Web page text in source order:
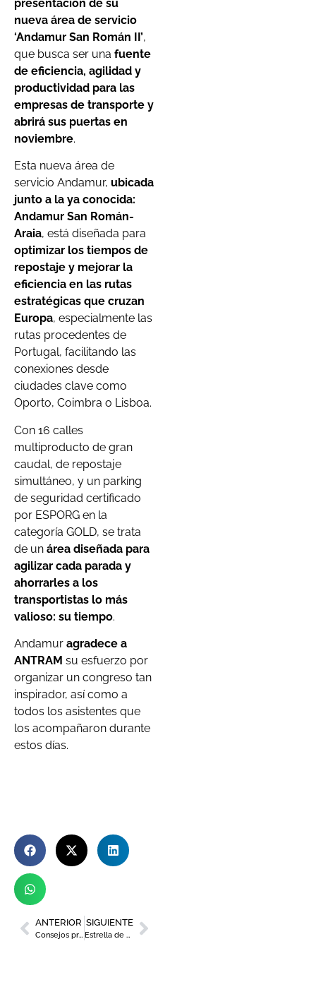
presentación de su
nueva área de servicio
‘Andamur San Román II’,
que busca ser una fuente
de eficiencia, agilidad y
productividad para las
empresas de transporte y
abrirá sus puertas en
noviembre.
Esta nueva área de
servicio Andamur, ubicada
junto a la ya conocida:
Andamur San Román-
Araia, está diseñada para
optimizar los tiempos de
repostaje y mejorar la
eficiencia en las rutas
estratégicas que cruzan
Europa, especialmente las
rutas procedentes de
Portugal, facilitando las
conexiones desde
ciudades clave como
Oporto, Coimbra o Lisboa.
Con 16 calles
multiproducto de gran
caudal, de repostaje
simultáneo, y un parking
de seguridad certificado
por ESPORG en la
categoría GOLD, se trata
de un área diseñada para
agilizar cada parada y
ahorrarles a los
transportistas lo más
valioso: su tiempo.
Andamur agradece a
ANTRAM su esfuerzo por
organizar un congreso tan
inspirador, así como a
todos los asistentes que
los acompañaron durante
estos días.
ANTERIOR
Consejos prácticos para evitar el dolor de espalda en el trabajo
SIGUIENTE
Estrella de Levante y Local de Ensayo ofrecerán sus productos en el festival ‘desc.’